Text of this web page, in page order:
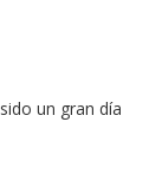
un gran día